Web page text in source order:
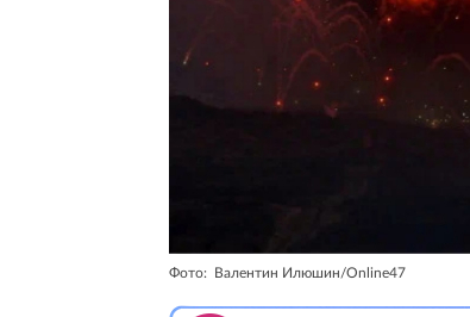
Фото: Валентин Илюшин/Online47